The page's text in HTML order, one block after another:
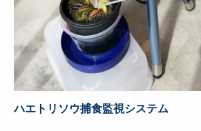
ハエトリソウ捕食監視システム